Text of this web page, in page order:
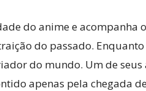
do anime e acompanha
do passado.
do mundo. Um de
apenas pela chegada